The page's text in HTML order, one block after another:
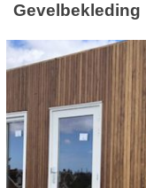
Gevelbekleding